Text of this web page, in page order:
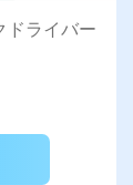
ドライバー